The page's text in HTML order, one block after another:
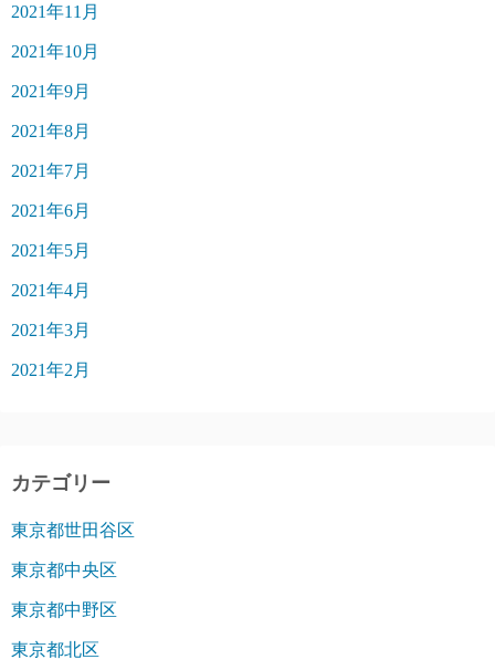
2021年11月
2021年10月
2021年9月
2021年8月
2021年7月
2021年6月
2021年5月
2021年4月
2021年3月
2021年2月
カテゴリー
東京都世田谷区
東京都中央区
東京都中野区
東京都北区